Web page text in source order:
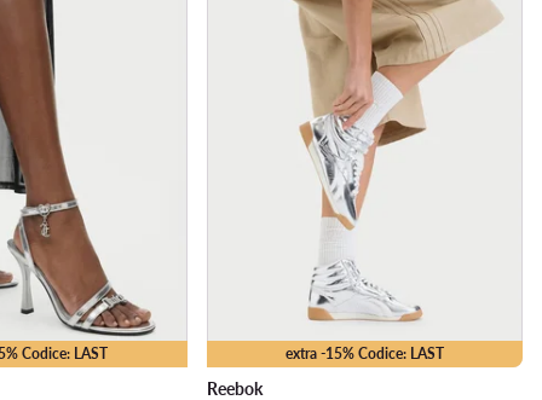
Codice: LAST extra -15% Codice: LAST
Reebok